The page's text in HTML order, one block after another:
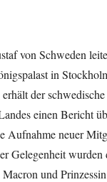
von Schweden
in
der
einen Bericht
Aufnahme neuer
Gelegenheit wurden
und